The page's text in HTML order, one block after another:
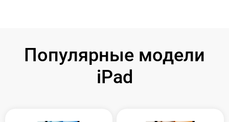
Популярные модели
iPad